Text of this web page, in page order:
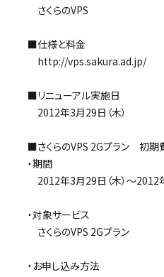
さくらのVPS
■仕様と料金
http://vps.sakura.ad.jp/
■リニューアル実施日
2012年3月29日（木）
■さくらのVPS 2Gプラン 初期
・期間
2012年3月29日（木）～2012年7
・対象サービス
さくらのVPS 2Gプラン
・お申し込み方法